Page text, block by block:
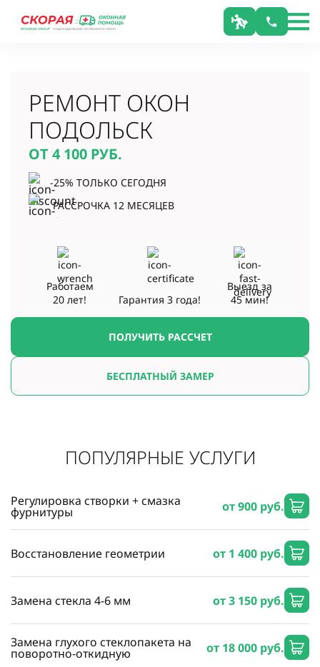
РЕМОНТ ОКОН
ПОДОЛЬСК
ОТ 4 100 РУБ.
-25% ТОЛЬКО СЕГОДНЯ
РАССРОЧКА 12 МЕСЯЦЕВ
ПОЛУЧИТЬ РАССЧЕТ
БЕСПЛАТНЫЙ ЗАМЕР
Работаем
20 лет!
Гарантия3 года!
Выезд за
45 мин!
ПОПУЛЯРНЫЕ УСЛУГИ
Регулировка створки + смазка
фурнитуры от 900 руб.
Восстановление геометрии от 1 400 руб.
Замена стекла 4-6 мм от 3 150 руб.
Замена глухого стеклопакета на
поворотно-откидную от 18 000 руб.